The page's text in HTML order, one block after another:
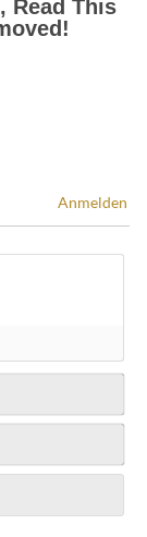
Anmelden